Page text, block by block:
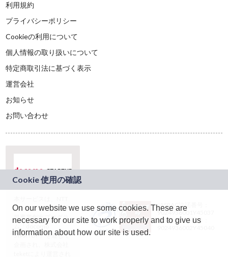
利用規約
プライバシーポリシー
Cookieの利用について
個人情報の取り扱いについて
特定商取引法に基づく表示
運営会社
お知らせ
お問い合わせ
ドコモグループの新
規事業創出プログラ
ム「docomo
STARTUP」を通じて
JASRAC許諾番号：
9024936001Y45037
JASRAC許諾番号：
On our website we use some cookies. These are
necessary for our site to work properly and to give us
information about how our site is used.